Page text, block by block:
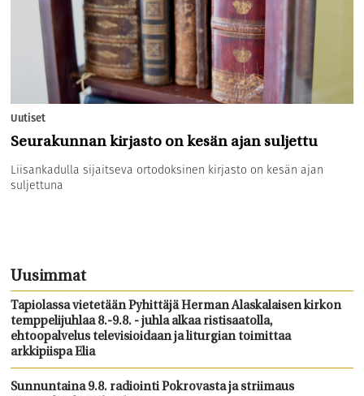
Uutiset
Seurakunnan kirjasto on kesän ajan suljettu
Liisankadulla sijaitseva ortodoksinen kirjasto on kesän ajan
suljettuna
Uusimmat
Tapiolassa vietetään Pyhittäjä Herman Alaskalaisen kirkon
temppelijuhlaa 8.-9.8. - juhla alkaa ristisaatolla,
ehtoopalvelus televisioidaan ja liturgian toimittaa
arkkipiispa Elia
Sunnuntaina 9.8. radiointi Pokrovasta ja striimaus